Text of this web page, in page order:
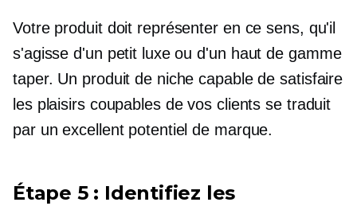
Votre produit doit représenter en ce sens, qu'il
s'agisse d'un petit luxe ou d'un haut de gamme
taper. Un produit de niche capable de satisfaire
les plaisirs coupables de vos clients se traduit
par un excellent potentiel de marque.
Étape 5 : Identifiez les